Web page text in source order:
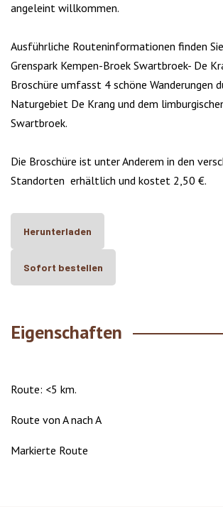
angeleint willkommen.
Ausführliche Routeninformationen finden
Grenspark Kempen-Broek Swartbroek- De
Broschüre umfasst 4 schöne Wanderungen
Naturgebiet De Krang und dem
Swartbroek.
Die Broschüre ist unter Anderem in den
Standorten erhältlich und kostet 2,50 €.
Herunterladen
Sofort bestellen
Eigenschaften
Route: <5 km.
Route von A nach A
Markierte Route